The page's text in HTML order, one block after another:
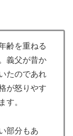
齢を重ねる
義父が昔か
たのであれ
が怒りやす
す。
部分もあ